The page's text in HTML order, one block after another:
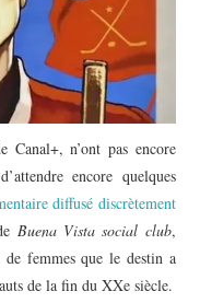
n’ont pas encore
encore quelques
diffusé discrètement
Buena Vista social club,
femmes que le destin a
de la fin du XXe siècle.